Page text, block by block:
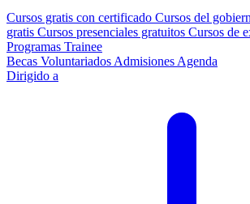
Cursos gratis con certificado Cursos del
gratis Cursos presenciales gratuitos Cursos de
Programas Trainee
Becas Voluntariados Admisiones Agenda
Dirigido a